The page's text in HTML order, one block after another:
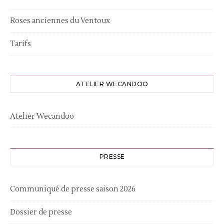
Roses anciennes du Ventoux
Tarifs
ATELIER WECANDOO
Atelier Wecandoo
PRESSE
Communiqué de presse saison 2026
Dossier de presse